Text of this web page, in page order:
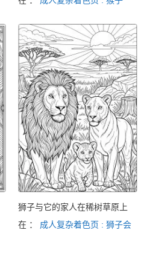
狮子与它的家人在稀树草原上
在 ： 成人复杂着色页 : 狮子会